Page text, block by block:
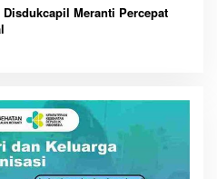
Meranti Percepat